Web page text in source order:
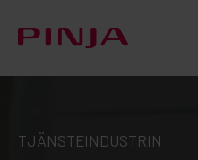
TJÄNSTEINDUSTRIN